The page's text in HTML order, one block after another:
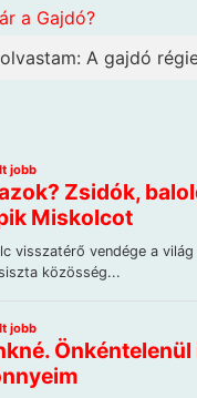
a Gajdó?
A gajdó